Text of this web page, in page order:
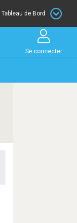
Tableau de Bord
Se connecter